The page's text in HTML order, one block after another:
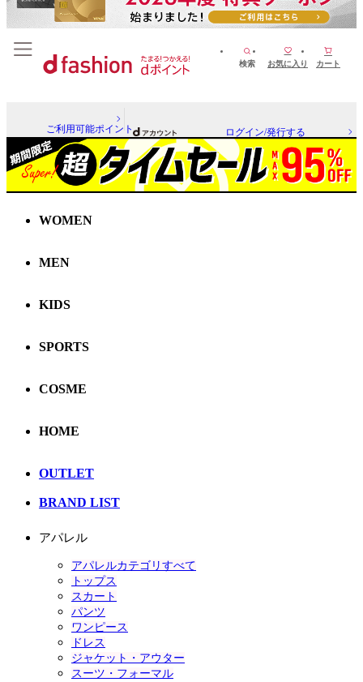
検索 お気に入り カート
ご利用可能ポイント ログイン/発行する
WOMEN
MEN
KIDS
SPORTS
COSME
HOME
OUTLET
BRAND LIST
アパレル
アパレルカテゴリすべて
トップス
スカート
パンツ
ワンピース
ドレス
ジャケット・アウター
スーツ・フォーマル